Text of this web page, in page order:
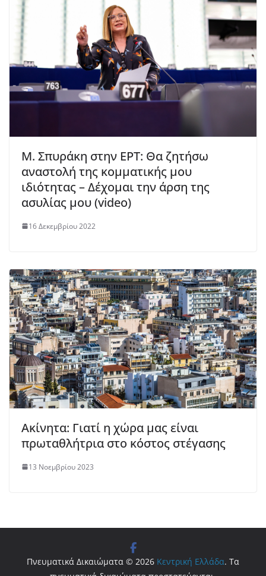
M. Σπυράκη στην ΕΡΤ: Θα ζητήσω
αναστολή της κομματικής μου
ιδιότητας – Δέχομαι την άρση της
ασυλίας μου (video)
16 Δεκεμβρίου 2022
Ακίνητα: Γιατί η χώρα μας είναι
πρωταθλήτρια στο κόστος στέγασης
13 Νοεμβρίου 2023
Πνευματικά Δικαιώματα © 2026 Κεντρική Ελλάδα. Τα